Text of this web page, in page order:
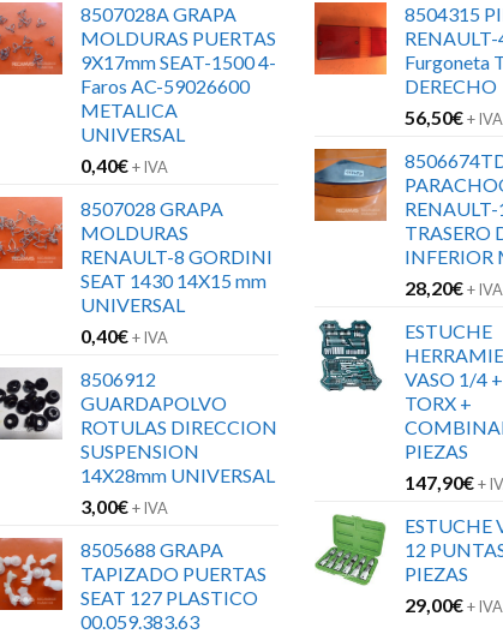
8507028A GRAPA
MOLDURAS PUERTAS
9X17mm SEAT-1500 4-
Faros AC-59026600
METALICA
UNIVERSAL
0,40€+ IVA
8507028 GRAPA
MOLDURAS
RENAULT-8 GORDINI
SEAT 1430 14X15 mm
UNIVERSAL
0,40€+ IVA
8506912
GUARDAPOLVO
ROTULAS DIRECCION
SUSPENSION
14X28mm UNIVERSAL
3,00€+ IVA
8505688 GRAPA
TAPIZADO PUERTAS
SEAT 127 PLASTICO
00.059.383.63
8504315
RENAULT-
Furgoneta
DERECHO
56,50€+ IVA
RENAULT-
TRASERO
INFERIOR
28,20€+ IVA
ESTUCHE
VASO 1/4
TORX +
PIEZAS
147,90€+
ESTUCHE
12
PIEZAS
29,00€+ IVA